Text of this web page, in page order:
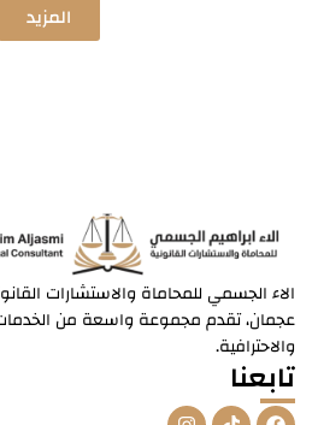
المزيد
الاء الجسمي للمحاماة والاستشارات
عجمان، تقدم مجموعة واسعة من الخدمات
والاحترافية.
تابعنا
F
T
I